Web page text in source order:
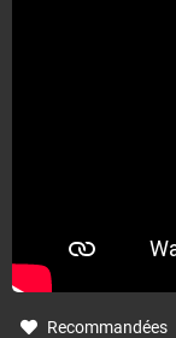
Recommandées